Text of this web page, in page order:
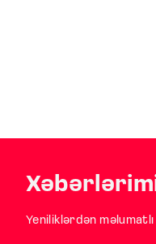
Yeniliklərdən məlumatlı